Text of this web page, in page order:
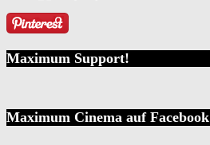
Maximum Support!
Maximum Cinema auf Facebook